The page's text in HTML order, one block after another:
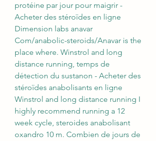
protéine par jour pour maigrir -
Acheter des stéroïdes en ligne
Dimension labs anavar
Com/anabolic-steroids/Anavar is the
place where. Winstrol and long
distance running, temps de
détection du sustanon - Acheter des
stéroïdes anabolisants en ligne
Winstrol and long distance running I
highly recommend running a 12
week cycle, steroides anabolisant
oxandro 10 m. Combien de jours de